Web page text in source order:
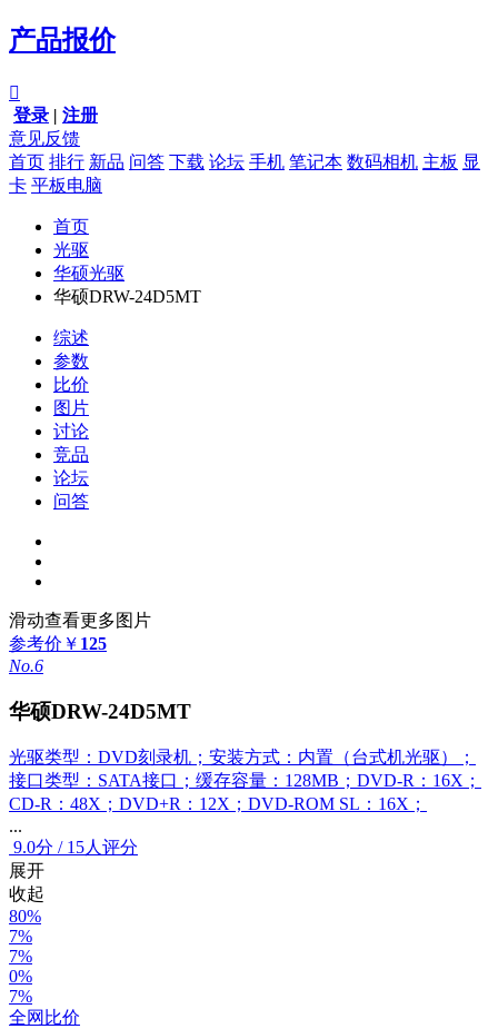
产品报价

登录 | 注册
意见反馈
首页 排行 新品 问答 下载 论坛 手机 笔记本 数码相机 主板 显
卡 平板电脑
首页
光驱
华硕光驱
华硕DRW-24D5MT
综述
参数
比价
图片
讨论
竞品
论坛
问答
滑动查看更多图片
参考价 ￥ 125
No.6
华硕DRW-24D5MT
光驱类型：DVD刻录机；安装方式：内置（台式机光驱）；
接口类型：SATA接口；缓存容量：128MB；DVD-R：16X；
CD-R：48X；DVD+R：12X；DVD-ROM SL：16X；
...
9.0分 / 15人评分
展开
收起
80%
7%
7%
0%
7%
全网比价